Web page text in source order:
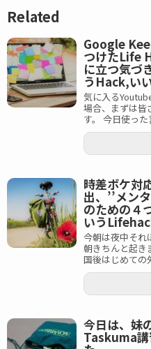
Related
Google
つけたLife
に立つ気づ
うHack,い
気に入る
場合、まずは皆
す。 今日使った
時差ボケ対
出、’’メン
のための４
いう
今朝は夜中それ
朝きちんと起き
国後はじめて
今日は、妹
Taskuma講